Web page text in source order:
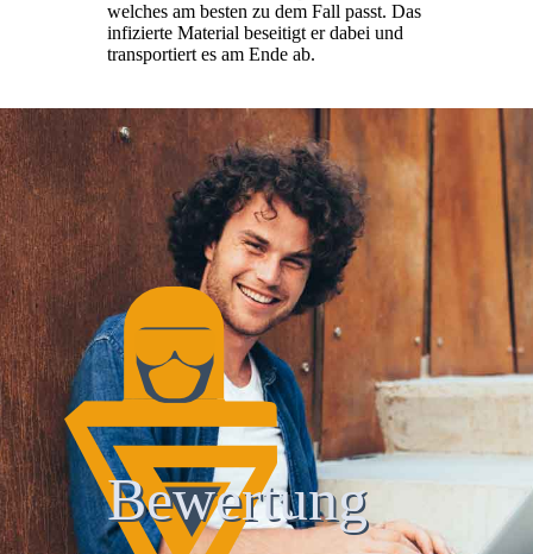
welches am besten zu dem Fall passt. Das
infizierte Material beseitigt er dabei und
transportiert es am Ende ab.
Bewertung